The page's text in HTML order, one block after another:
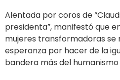
Alentada por coros de
presidenta”, manifestó que
mujeres transformadoras se
esperanza por hacer de la
bandera más del